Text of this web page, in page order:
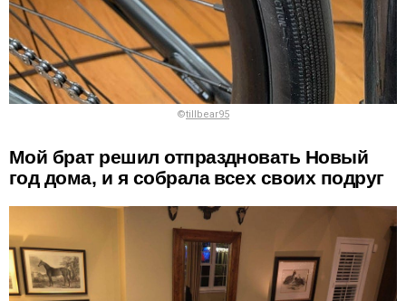
©tillbear95
Мой брат решил отпраздновать Новый
год дома, и я собрала всех своих подруг